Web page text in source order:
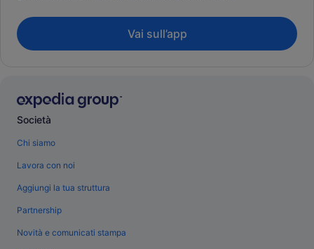
Vai sull’app
Società
Chi siamo
Lavora con noi
Aggiungi la tua struttura
Partnership
Novità e comunicati stampa